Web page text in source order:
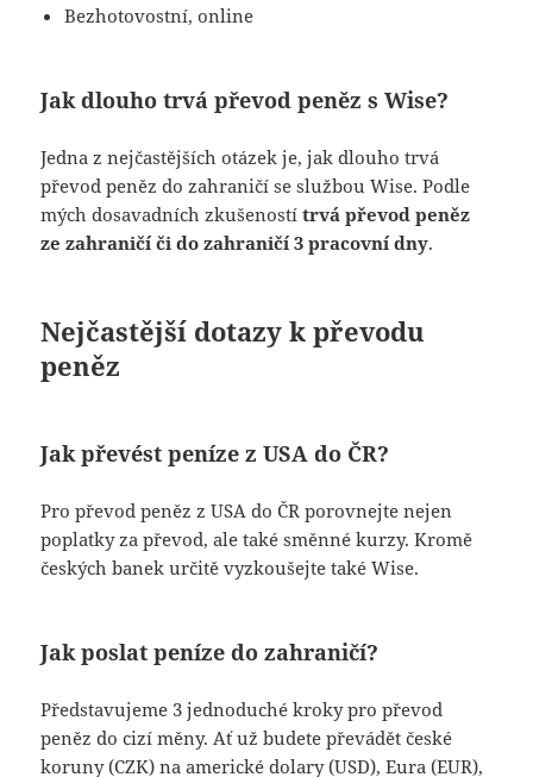
Bezhotovostní, online
Jak dlouho trvá převod peněz s Wise?
Jedna z nejčastějších otázek je, jak dlouho trvá
převod peněz do zahraničí se službou Wise. Podle
mých dosavadních zkušenostítrvá převod peněz
ze zahraničí či do zahraničí 3 pracovní dny.
Nejčastější dotazy k převodu
peněz
Jak převést peníze z USA do ČR?
Pro převod peněz z USA do ČR porovnejte nejen
poplatky za převod, ale také směnné kurzy. Kromě
českých banek určitě vyzkoušejte také Wise.
Jak poslat peníze do zahraničí?
Představujeme 3 jednoduché kroky pro převod
peněz do cizí měny. Ať už budete převádět české
koruny (CZK) na americké dolary (USD), Eura (EUR),